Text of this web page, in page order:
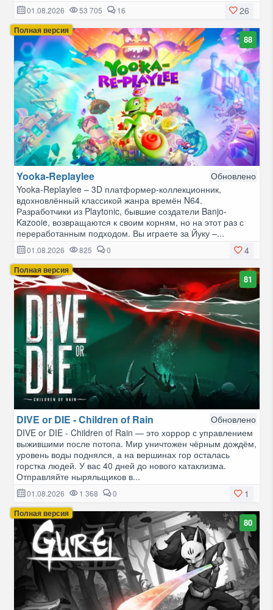
26
01.08.2026 53 705 16
Полная версия
88
Yooka-Replaylee
Обновлено
Yooka-Replaylee – 3D платформер-коллекционник,
вдохновлённый классикой жанра времён N64.
Разработчики из Playtonic, бывшие создатели Banjo-
Kazooie, возвращаются к своим корням, но на этот раз с
переработанным подходом. Вы играете за Йуку –...
4
01.08.2026 825 0
Полная версия
81
DIVE or DIE - Children of Rain
Обновлено
DIVE or DIE - Children of Rain — это хоррор с управлением
выжившими после потопа. Мир уничтожен чёрным дождём,
уровень воды поднялся, а на вершинах гор осталась
горстка людей. У вас 40 дней до нового катаклизма.
Отправляйте ныряльщиков в...
1
01.08.2026 1 368 0
Полная версия
80